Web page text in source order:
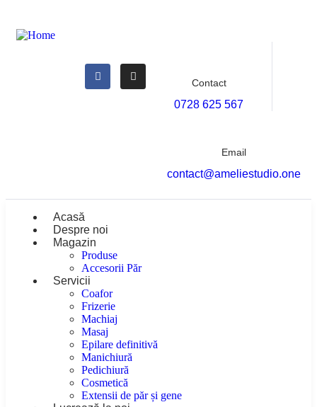
Contact
0728 625 567
Email
contact@ameliestudio.one
Acasă
Despre noi
Magazin
Produse
Accesorii Păr
Servicii
Coafor
Frizerie
Machiaj
Masaj
Epilare definitivă
Manichiură
Pedichiură
Cosmetică
Extensii de păr și gene